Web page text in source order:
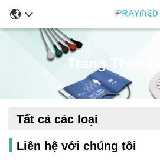
Trang Thiết Bị
Tất cả các loại
Liên hệ với chúng tôi